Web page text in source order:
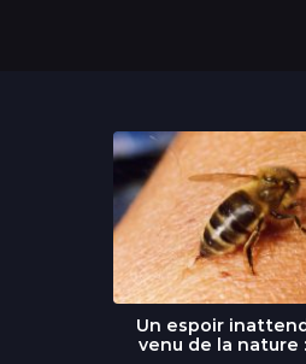
Un espoir
venu de la nature